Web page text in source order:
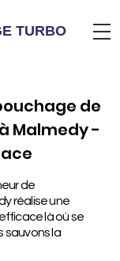
TURBO
de
Malmedy -
de
réalise une
là où se
sauvons la